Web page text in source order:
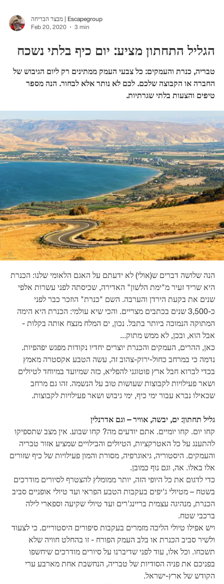
מבצר הבריחה | Escapegroup
Feb 20, 2020
3 min
הגליל התחתון מציע: יום כיף בלתי נשכח
טבריה, כנרת והעמקים: כל צבעי העמק ממתינים רק ליום הגיבוש של
החברה או הקבוצה שלכם. לכם לא נותר אלא לבחור. הנה מספר
טיפים והצעות בלתי שגרתיות.
הנה שלושה דברים ש(אולי) לא ידעתם על האגם הלאומי שלנו: הכנרת
היא שריד זעיר מ"ימת הלשון" האדירה, שכיסתה לפני עשרות אלפי
שנים את בקעת הירדן והערבה. השם "כנרת" הוזכר כבר לפני
כ-3,500 שנים בכתבים מצריים. והכי שיא עולמי: הכנרת היא הימה
המתוקה הנמוכה ביותר בתבל. נכון, ים המלח מנצח אותה בקלות -
אבל הוא, ובכן, לא ממש מתוק...
כאן, ההרים, העמקים והכנרת יוצרים יחדיו נקודות מפגש יפהפיות.
נדמה כי במרחב כחול-ירוק-צהוב זה, עשה הטבע אקסטרה מאמץ
בכדי לברוא חבל ארץ פוטוגני להפליא, כזה שמיועד במיוחד לטיולים
ושאר פעילויות לקבוצות שעושות טוב על הנשמה. זהו גם מרחב
שכאילו נברא עבור ימי כיף, ימי גיבוש ושאר פעילויות לקבוצות.
גליל תחתון: ים, יבשה, אוויר – וגם אדרנלין
קחו יום. קחו יומיים. אתם יודעים מה? קחו שבוע. אין מצב שתספיקו
להתענג על כל האטרקציות, הטיולים והבילויים שמציע אזור טבריה
והעמקים. היסטוריה, גיאוגרפיה, מסורת והמון פעילויות של כיף שזורים
אלו באלו. אה, וגם נוף כמובן.
כדי לדגום את כל היופי הזה, יותר ממומלץ להצטרף לסיורים מודרכים
בשטח – מטיולי ג'יפים בעקבות הטבע הפראי ועד טיולי אופניים סביב
הכנרת, מנהיגה עצמית בריינג'רים ועד טיולי שקיעה וספארי לילה
ברכבי שטח.
ויש אפילו טיולי הליכה מזמרים בעקבות סיפורים היסטוריים. כי לצעוד
ולשיר סביב הכנרת או בלב העמק הפורח - זו בהחלט חוויה שלא
תשכחו. וכל אלו, עוד לפני שדיברנו על סיורים מודרכים שיחשפו
בפניכם את פניה הסודיות של טבריה, הנחשבת אחת מארבע ערי
הקודש של ארץ-ישראל.